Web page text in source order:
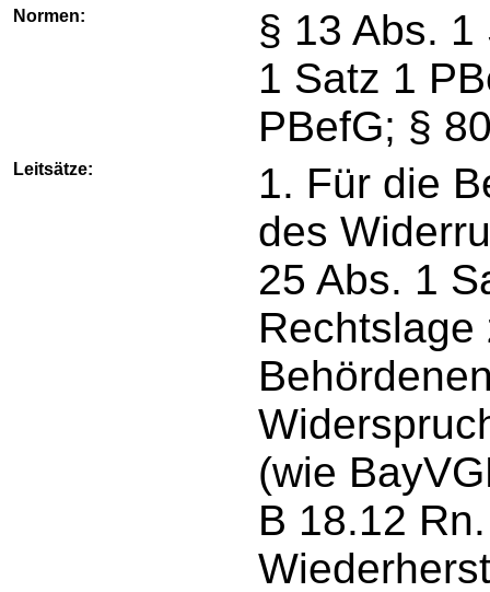
Normen:
§ 13 Abs. 1
1 Satz 1
PBefG; §
Leitsätze:
1. Für die
des
25 Abs. 1
(wie
B 18.12